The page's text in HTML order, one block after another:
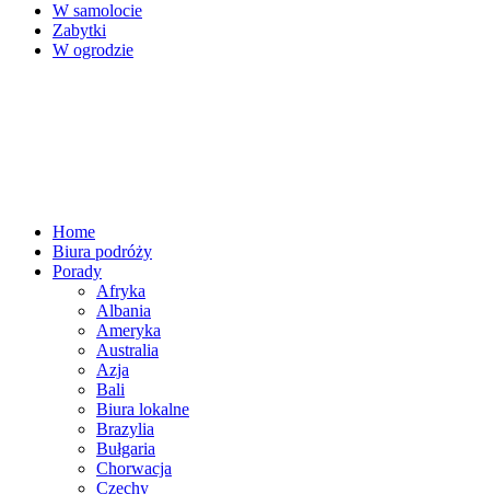
W samolocie
Zabytki
W ogrodzie
Home
Biura podróży
Porady
Afryka
Albania
Ameryka
Australia
Azja
Bali
Biura lokalne
Brazylia
Bułgaria
Chorwacja
Czechy